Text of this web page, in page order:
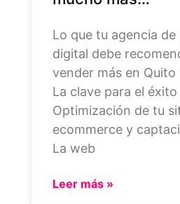
Lo que tu agencia
digital debe
vender más en Quito
La clave para el
Optimización de tu
ecommerce y
La web
Leer más »